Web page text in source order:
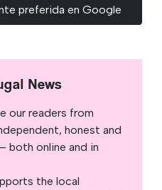
preferida en Google
News
our readers from
honest and
both online and in
the local